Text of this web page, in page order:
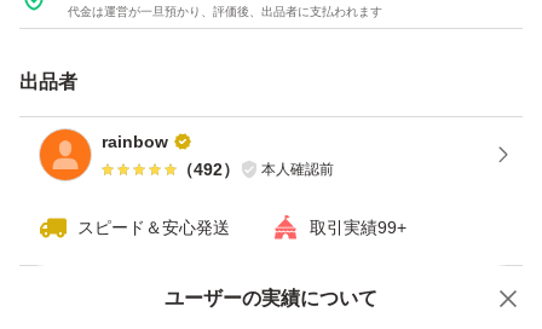
場合がございますのでご了承下さい。
☆訳ありにご理解頂ける方のみご購入宜しくお願い致しま
代金は運営が一旦預かり、評価後、出品者に支払われます
出品者
rainbow
（492） 本人確認前
スピード＆安心発送 取引実績99+
ユーザーの実績について
価格の相談 商品への質問